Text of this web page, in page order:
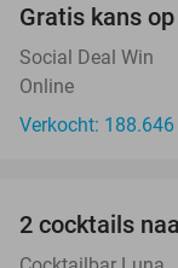
Gratis kans
Social Deal Win
Online
Verkocht: 188.646
2 cocktails